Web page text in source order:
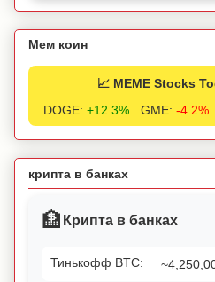
Мем коин
📈 MEME Stocks
DOGE: +12.3% GME: -4.2%
крипта в банках
🏦 Крипта в банках
Тинькофф BTC: